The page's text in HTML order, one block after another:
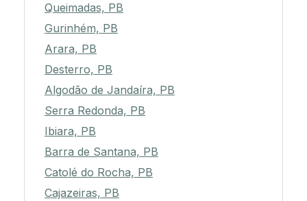
Queimadas, PB
Gurinhém, PB
Arara, PB
Desterro, PB
Algodão de Jandaíra, PB
Serra Redonda, PB
Ibiara, PB
Barra de Santana, PB
Catolé do Rocha, PB
Cajazeiras, PB